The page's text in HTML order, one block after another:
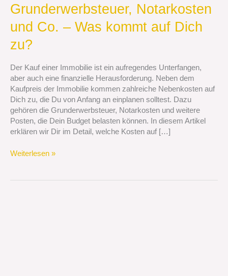
Grunderwerbsteuer, Notarkosten
und Co. – Was kommt auf Dich
zu?
Der Kauf einer Immobilie ist ein aufregendes Unterfangen,
aber auch eine finanzielle Herausforderung. Neben dem
Kaufpreis der Immobilie kommen zahlreiche Nebenkosten auf
Dich zu, die Du von Anfang an einplanen solltest. Dazu
gehören die Grunderwerbsteuer, Notarkosten und weitere
Posten, die Dein Budget belasten können. In diesem Artikel
erklären wir Dir im Detail, welche Kosten auf […]
Grunderwerbsteuer,
Notarkosten
und
–
kommt
auf
Dich
zu?
Weiterlesen »